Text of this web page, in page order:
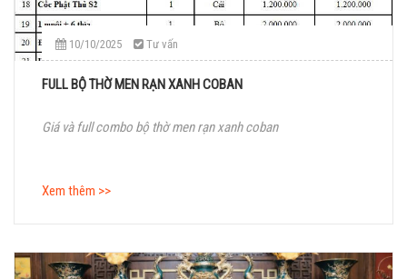
10/10/2025 Tư vấn
FULL BỘ THỜ MEN RẠN XANH COBAN
Giá và full combo bộ thờ men rạn xanh coban
Xem thêm >>